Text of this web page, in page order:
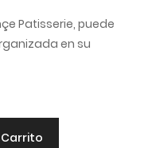
Patisserie, puede
en su